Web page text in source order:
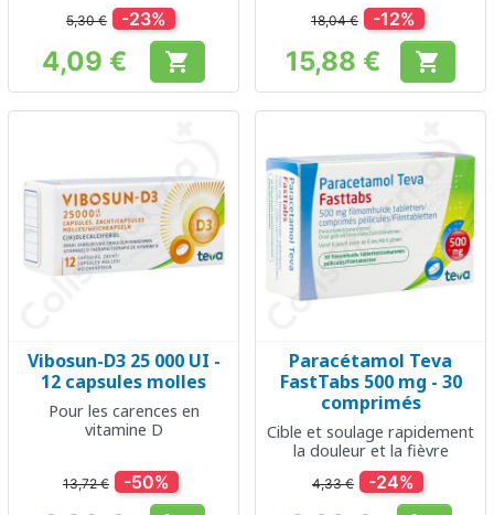
5,30 € -23%
Prix
4,09 € 
18,04 € -12%
Prix
15,88 € 
Vibosun-D3 25 000 UI -
12 capsules molles
Pour les carences en
vitamine D
13,72 € -50%
Paracétamol Teva
FastTabs 500 mg - 30
comprimés
Cible et soulage rapidement
la douleur et la fièvre
4,33 € -24%